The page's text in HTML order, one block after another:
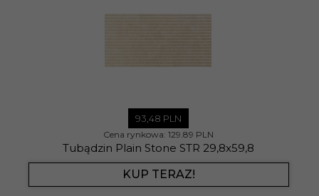
93, 48 PLN
Cena rynkowa: 129.89 PLN
Tubądzin Plain Stone STR 29,8x59,8
KUP TERAZ!